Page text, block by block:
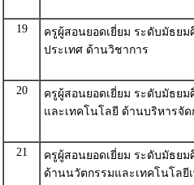
19
ครูผู้สอนยอดเยี่ยม ระดับมัธย
ประเทศ ด้านวิชาการ
20
ครูผู้สอนยอดเยี่ยม ระดับมัธย
และเทคโนโลยี ด้านบริหารจัด
21
ครูผู้สอนยอดเยี่ยม ระดับมัธย
ด้านนวัตกรรมและเทคโนโลยี